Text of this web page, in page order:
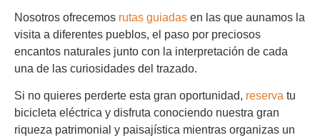
Nosotros ofrecemos rutas guiadas en las que aunamos la
visita a diferentes pueblos, el paso por preciosos
encantos naturales junto con la interpretación de cada
una de las curiosidades del trazado.
Si no quieres perderte esta gran oportunidad, reserva tu
bicicleta eléctrica y disfruta conociendo nuestra gran
riqueza patrimonial y paisajística mientras organizas un